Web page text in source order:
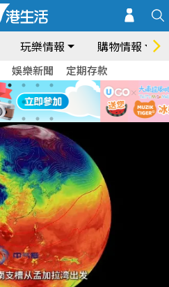
玩樂情報 購物情報
娛樂新聞 定期存款